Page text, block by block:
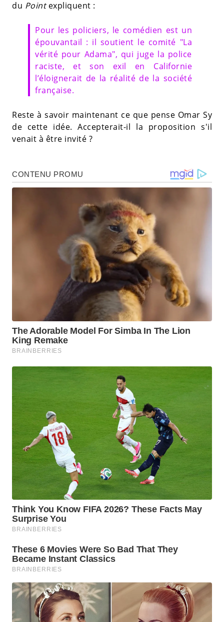
du Pointexpliquent :
Pour les policiers, le comédien est un
épouvantail : il soutient le comité "La
vérité pour Adama", qui juge la police
raciste, et son exil en Californie
l’éloignerait de la réalité de la société
française.
Reste à savoir maintenant ce que pense Omar Sy
de cette idée. Accepterait-il la proposition s'il
venait à être invité ?